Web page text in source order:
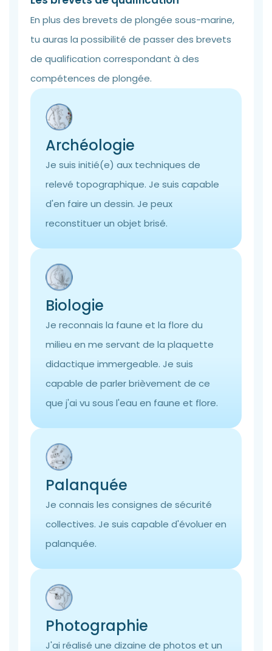
En plus des brevets de plongée sous-marine,
tu auras la possibilité de passer des brevets
de qualification correspondant à des
compétences de plongée.
Archéologie
Je suis initié(e) aux techniques de
relevé topographique. Je suis capable
d'en faire un dessin. Je peux
reconstituer un objet brisé.
Biologie
Je reconnais la faune et la flore du
milieu en me servant de la plaquette
didactique immergeable. Je suis
capable de parler brièvement de ce
que j'ai vu sous l'eau en faune et flore.
Palanquée
Je connais les consignes de sécurité
collectives. Je suis capable d'évoluer en
palanquée.
Photographie
J'ai réalisé une dizaine de photos et un